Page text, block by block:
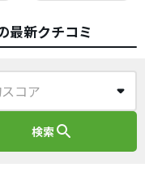
最新クチコミ
検索search